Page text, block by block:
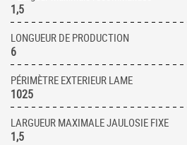
1,5
LONGUEUR DE PRODUCTION
6
PÉRIMÈTRE EXTERIEUR LAME
1025
LARGUEUR MAXIMALE JAULOSIE FIXE
1,5